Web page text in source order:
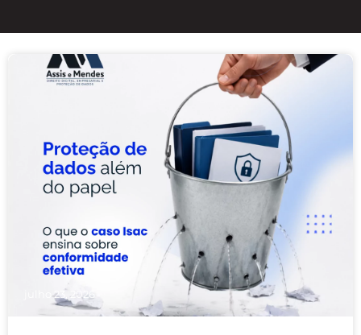
julho 23, 2026